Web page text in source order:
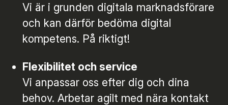
Vi är i grunden digitala marknadsförare
och kan därför bedöma digital
kompetens. På riktigt!
Flexibilitet och service
Vi anpassar oss efter dig och dina
behov. Arbetar agilt med nära kontakt